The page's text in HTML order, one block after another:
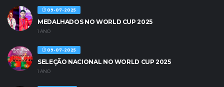
09-07-2025
MEDALHADOS NO WORLD CUP 2025
1 ANO
09-07-2025
SELEÇÃO NACIONAL NO WORLD CUP 2025
1 ANO